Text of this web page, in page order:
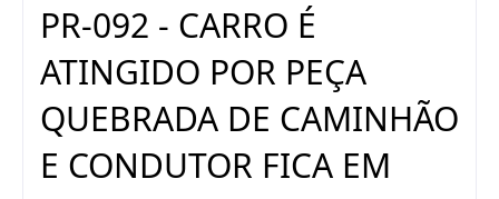
PR-092 - CARRO É
ATINGIDO POR PEÇA
QUEBRADA DE CAMINHÃO
E CONDUTOR FICA EM